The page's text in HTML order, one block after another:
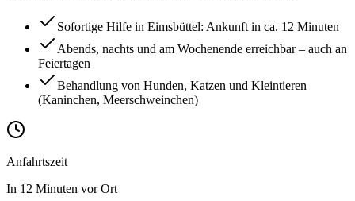
Sofortige Hilfe in Eimsbüttel: Ankunft in ca. 12 Minuten
Abends, nachts und am Wochenende erreichbar – auch an
Feiertagen
Behandlung von Hunden, Katzen und Kleintieren
(Kaninchen, Meerschweinchen)
Anfahrtszeit
In 12 Minuten vor Ort